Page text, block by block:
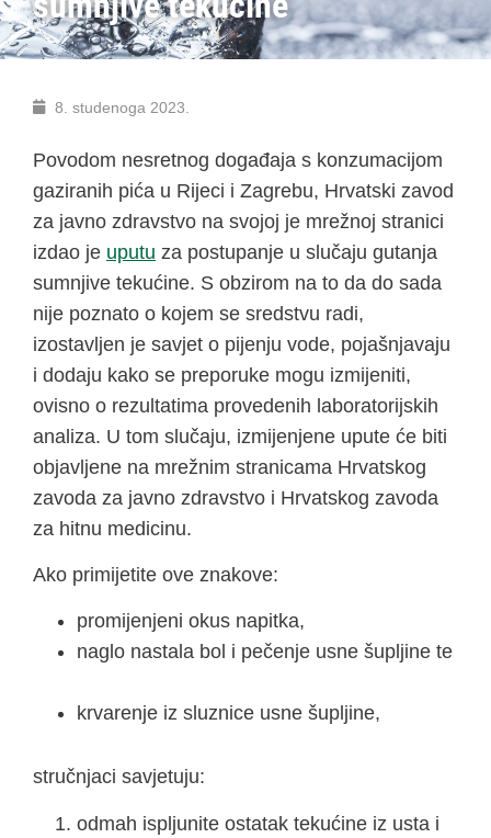
8. studenoga 2023.
Povodom nesretnog događaja s konzumacijom
gaziranih pića u Rijeci i Zagrebu, Hrvatski zavod
za javno zdravstvo na svojoj je mrežnoj stranici
izdao je uputu za postupanje u slučaju gutanja
sumnjive tekućine. S obzirom na to da do sada
nije poznato o kojem se sredstvu radi,
izostavljen je savjet o pijenju vode, pojašnjavaju
i dodaju kako se preporuke mogu izmijeniti,
ovisno o rezultatima provedenih laboratorijskih
analiza. U tom slučaju, izmijenjene upute će biti
objavljene na mrežnim stranicama Hrvatskog
zavoda za javno zdravstvo i Hrvatskog zavoda
za hitnu medicinu.
Ako primijetite ove znakove:
promijenjeni okus napitka,
naglo nastala bol i pečenje usne šupljine te
krvarenje iz sluznice usne šupljine,
stručnjaci savjetuju:
odmah ispljunite ostatak tekućine iz usta i